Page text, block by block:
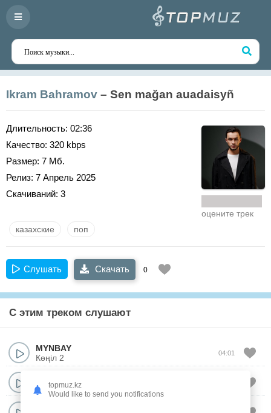
Ikram Bahramov – Sen mağan auadaisyñ
Длительность: 02:36
Качество: 320 kbps
Размер: 7 Мб.
Релиз: 7 Апрель 2025
Скачиваний: 3
оцените трек
казахские поп
Слушать Скачать 0
С этим треком слушают
MYNBAY
Көңіл 2
04:01
Darumenim
topmuz.kz
Would like to send you notifications